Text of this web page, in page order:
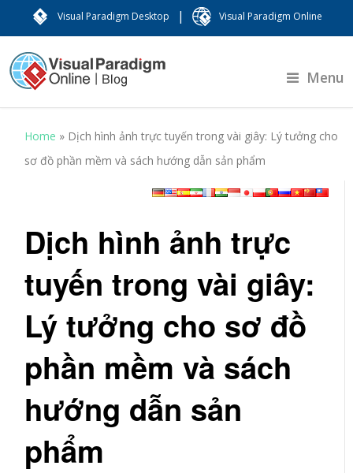
Visual Paradigm Desktop | Visual Paradigm Online
Menu
Home » Dịch hình ảnh trực tuyến trong vài giây: Lý tưởng cho
sơ đồ phần mềm và sách hướng dẫn sản phẩm
Dịch hình ảnh trực
tuyến trong vài giây:
Lý tưởng cho sơ đồ
phần mềm và sách
hướng dẫn sản
phẩm